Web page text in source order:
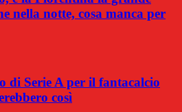
nella notte, cosa manca per
di Serie A per il fantacalcio
così